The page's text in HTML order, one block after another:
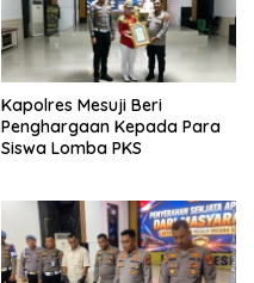
Kapolres Mesuji Beri
Penghargaan Kepada Para
Siswa Lomba PKS